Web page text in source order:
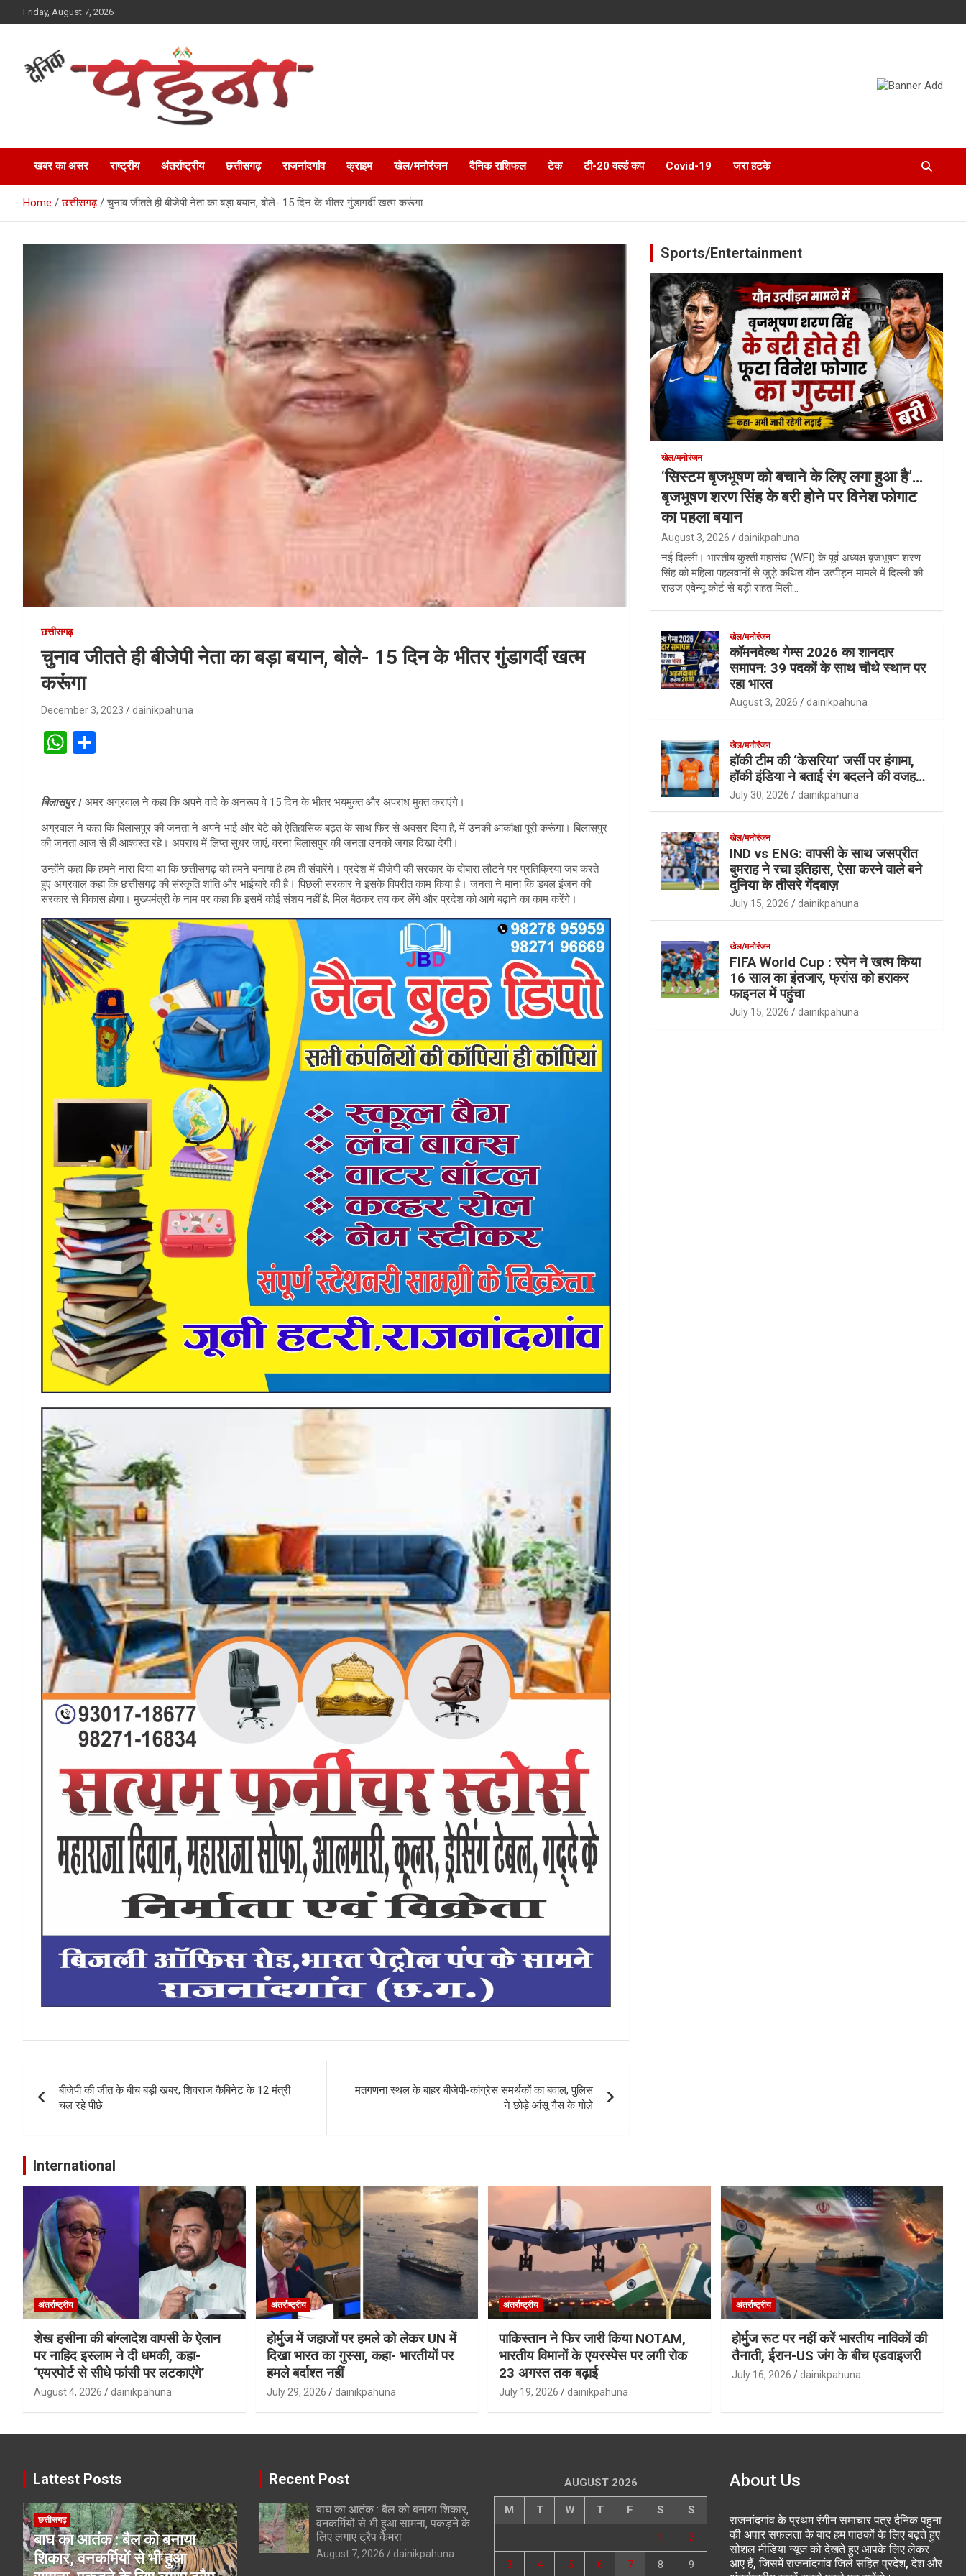
to
Friday, August 7, 2026
Dainik Pahuna
खबर का असर राष्ट्रीय अंतर्राष्ट्रीय छत्तीसगढ़ राजनांदगांव क्राइम खेल/मनोरंजन दैनिक राशिफल टेक टी-20 वर्ल्ड कप Covid-19 जरा हटके
Home छत्तीसगढ़ चुनाव जीतते ही बीजेपी नेता का बड़ा बयान, बोले- 15 दिन के भीतर गुंडागर्दी खत्म करूंगा
छत्तीसगढ़
चुनाव जीतते ही बीजेपी नेता का बड़ा बयान, बोले- 15 दिन के भीतर गुंडागर्दी खत्म
करूंगा
December 3, 2023 dainikpahuna
W
s
A
p
e
बिलासपुर। अमर अग्रवाल ने कहा कि अपने वादे के अनरूप वे 15 दिन के भीतर भयमुक्त और अपराध मुक्त कराएंगे।
अग्रवाल ने कहा कि बिलासपुर की जनता ने अपने भाई और बेटे को ऐतिहासिक बढ़त के साथ फिर से अवसर दिया है, में उनकी आकांक्षा पूरी करूंगा। बिलासपुर
की जनता आज से ही आश्वस्त रहे। अपराध में लिप्त सुधर जाएं, वरना बिलासपुर की जनता उनको जगह दिखा देगी।
उन्होंने कहा कि हमने नारा दिया था कि छत्तीसगढ़ को हमने बनाया है हम ही संवारेंगे। प्रदेश में बीजेपी की सरकार के दोबारा लौटने पर प्रतिक्रिया जब करते
हुए अग्रवाल कहा कि छत्तीसगढ़ की संस्कृति शांति और भाईचारे की है। पिछली सरकार ने इसके विपरीत काम किया है। जनता ने माना कि डबल इंजन की
सरकार से विकास होगा। मुख्यमंत्री के नाम पर कहा कि इसमें कोई संशय नहीं है, मिल बैठकर तय कर लेंगे और प्रदेश को आगे बढ़ाने का काम करेंगे।
navigation
बीजेपी की जीत के बीच बड़ी खबर, शिवराज कैबिनेट के 12 मंत्री
चल रहे पीछे
मतगणना स्थल के बाहर बीजेपी-कांग्रेस समर्थकों का बवाल, पुलिस
ने छोड़े आंसू गैस के गोले
Sports/Entertainment
खेल/मनोरंजन
‘सिस्टम बृजभूषण को बचाने के लिए लगा हुआ है’…
बृजभूषण शरण सिंह के बरी होने पर विनेश फोगाट
का पहला बयान
August 3, 2026 dainikpahuna
नई दिल्ली। भारतीय कुश्ती महासंघ (WFI) के पूर्व अध्यक्ष बृजभूषण शरण
सिंह को महिला पहलवानों से जुड़े कथित यौन उत्पीड़न मामले में दिल्ली की
राउज एवेन्यू कोर्ट से बड़ी राहत मिली…
खेल/मनोरंजन
कॉमनवेल्थ गेम्स 2026 का शानदार
समापन: 39 पदकों के साथ चौथे स्थान पर
रहा भारत
August 3, 2026 dainikpahuna
खेल/मनोरंजन
हॉकी टीम की ‘केसरिया’ जर्सी पर हंगामा,
हॉकी इंडिया ने बताई रंग बदलने की वजह…
July 30, 2026 dainikpahuna
खेल/मनोरंजन
IND vs ENG: वापसी के साथ जसप्रीत
बुमराह ने रचा इतिहास, ऐसा करने वाले बने
दुनिया के तीसरे गेंदबाज़
July 15, 2026 dainikpahuna
खेल/मनोरंजन
FIFA World Cup : स्पेन ने खत्म किया
16 साल का इंतजार, फ्रांस को हराकर
फाइनल में पहुंचा
July 15, 2026 dainikpahuna
International
अंतर्राष्ट्रीय
शेख हसीना की बांग्लादेश वापसी के ऐलान
पर नाहिद इस्लाम ने दी धमकी, कहा-
‘एयरपोर्ट से सीधे फांसी पर लटकाएंगे’
August 4, 2026 dainikpahuna
अंतर्राष्ट्रीय
होर्मुज में जहाजों पर हमले को लेकर UN में
दिखा भारत का गुस्सा, कहा- भारतीयों पर
हमले बर्दाश्त नहीं
July 29, 2026 dainikpahuna
अंतर्राष्ट्रीय
पाकिस्तान ने फिर जारी किया NOTAM,
भारतीय विमानों के एयरस्पेस पर लगी रोक
23 अगस्त तक बढ़ाई
July 19, 2026 dainikpahuna
अंतर्राष्ट्रीय
होर्मुज रूट पर नहीं करें भारतीय नाविकों की
तैनाती, ईरान-US जंग के बीच एडवाइजरी
July 16, 2026 dainikpahuna
Lattest Posts
छत्तीसगढ़
बाघ का आतंक : बैल को बनाया
शिकार, वनकर्मियों से भी हुआ
Recent Post
बाघ का आतंक : बैल को बनाया शिकार,
वनकर्मियों से भी हुआ सामना, पकड़ने के
लिए लगाए ट्रैप कैमरा
August 7, 2026 dainikpahuna
AUGUST 2026
M T W T F S S
1 2
3 4 5 6 7 8 9
About Us
राजनांदगांव के प्रथम रंगीन समाचार पत्र दैनिक पहुना
की अपार सफलता के बाद हम पाठकों के लिए बढ़ते हुए
सोशल मीडिया न्यूज को देखते हुए आपके लिए लेकर
आए हैं, जिसमें राजनांदगांव जिले सहित प्रदेश, देश और